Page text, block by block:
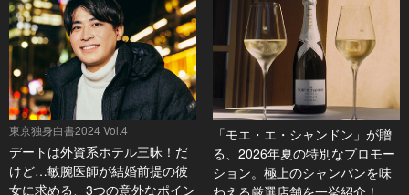
東京独身白書2024 Vol.4
デートは外資系ホテル三昧！だ
けど…敏腕医師が結婚前提の彼
女に求める、3つの意外なポイン
「モエ・エ・シャンドン」が贈
る、2026年夏の特別なプロモー
ション。極上のシャンパンを味